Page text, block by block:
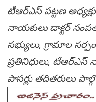
టీఆర్ఎస్ ప‌ట్ట‌ణ
నాయ‌కులు డాక్ట‌ర్
స‌భ్యులు, గ్రామాల
ప్ర‌తినిధులు,
పాసర్లు తదితరులు